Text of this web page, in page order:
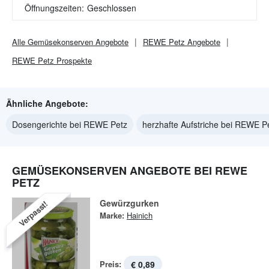
Öffnungszeiten: Geschlossen
Alle Gemüsekonserven Angebote REWE Petz Angebote
REWE Petz Prospekte
Ähnliche Angebote:
Dosengerichte bei REWE Petz
herzhafte Aufstriche bei REWE
GEMÜSEKONSERVEN ANGEBOTE BEI REWE
PETZ
Verpasst! Gewürzgurken
Marke: Hainich
Preis: € 0,89